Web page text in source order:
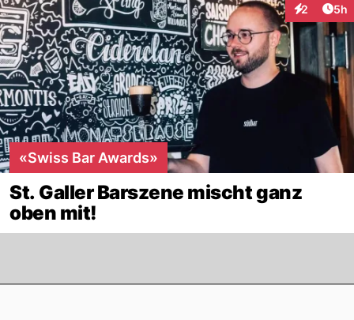
2 5h
«Swiss Bar Awards»
St. Galler Barszene mischt ganz
oben mit!